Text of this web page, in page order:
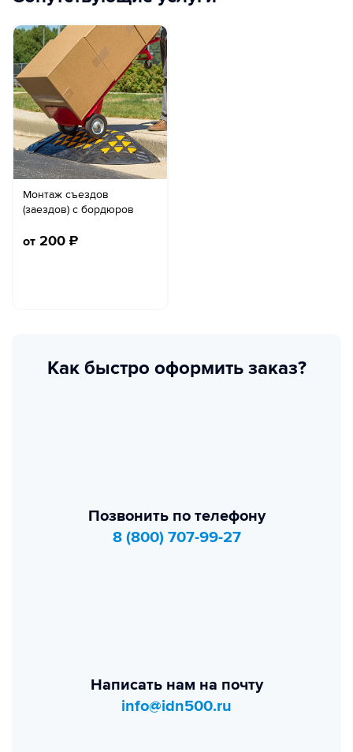
Монтаж съездов
(заездов) с бордюров
от 200 ₽
Как быстро оформить заказ?
Позвонить по телефону
8 (800) 707-99-27
Написать нам на почту
info@idn500.ru